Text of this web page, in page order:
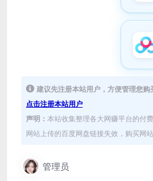
建议先注册本站用户，方便管理您购
点击注册本站用户
声明： 本站收集整理各大网赚平台的付
网站上传的百度网盘链接失效，购买网
管理员